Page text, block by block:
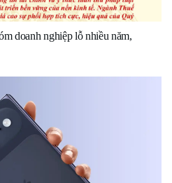
doanh nghiệp lỗ nhiều năm,